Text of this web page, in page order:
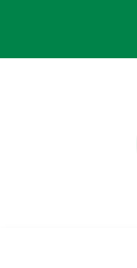
navigation
content